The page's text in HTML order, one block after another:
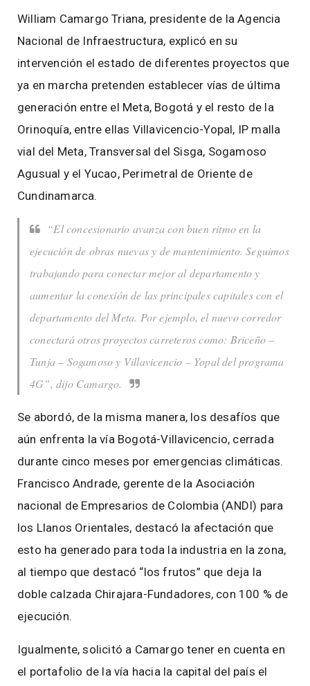
William Camargo Triana, presidente de la Agencia
Nacional de Infraestructura, explicó en su
intervención el estado de diferentes proyectos que
ya en marcha pretenden establecer vías de última
generación entre el Meta, Bogotá y el resto de la
Orinoquía, entre ellas Villavicencio-Yopal, IP malla
vial del Meta, Transversal del Sisga, Sogamoso
Agusual y el Yucao, Perimetral de Oriente de
Cundinamarca.
“El concesionario avanza con buen ritmo en la
ejecución de obras nuevas y de mantenimiento. Seguimos
trabajando para conectar mejor al departamento y
aumentar la conexión de las principales capitales con el
departamento del Meta. Por ejemplo, el nuevo corredor
conectará otros proyectos carreteros como: Briceño –
Tunja – Sogamoso y Villavicencio – Yopal del programa
4G”, dijo Camargo.
Se abordó, de la misma manera, los desafíos que
aún enfrenta la vía Bogotá-Villavicencio, cerrada
durante cinco meses por emergencias climáticas.
Francisco Andrade, gerente de la Asociación
nacional de Empresarios de Colombia (ANDI) para
los Llanos Orientales, destacó la afectación que
esto ha generado para toda la industria en la zona,
al tiempo que destacó “los frutos” que deja la
doble calzada Chirajara-Fundadores, con 100 % de
ejecución.
Igualmente, solicitó a Camargo tener en cuenta en
el portafolio de la vía hacia la capital del país el